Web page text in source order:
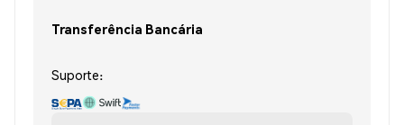
Transferência Bancária
Suporte: